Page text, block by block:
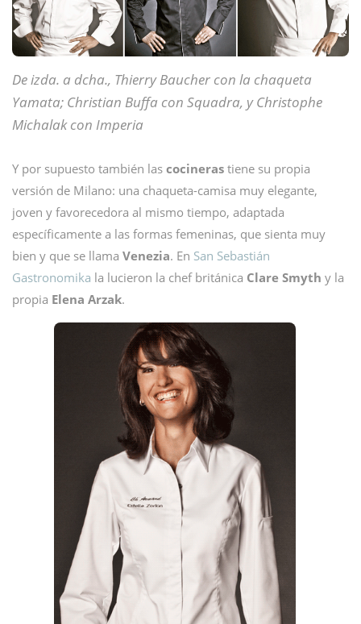
De izda. a dcha., Thierry Baucher con la chaqueta
Yamata; Christian Buffa con Squadra, y Christophe
Michalak con Imperia
Y por supuesto también las cocineras tiene su propia
versión de Milano: una chaqueta-camisa muy elegante,
joven y favorecedora al mismo tiempo, adaptada
específicamente a las formas femeninas, que sienta muy
bien y que se llama Venezia. En San Sebastián
Gastronomika la lucieron la chef británica Clare Smyth y la
propia Elena Arzak.